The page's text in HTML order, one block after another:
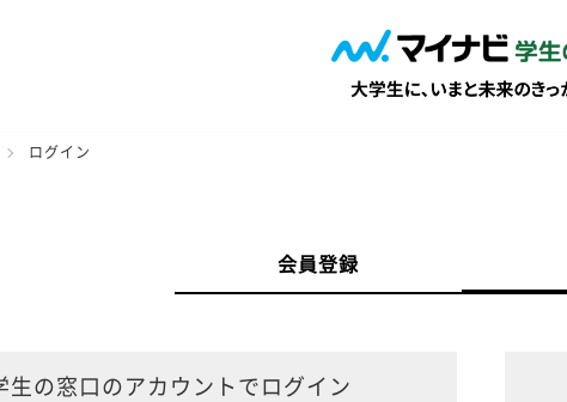
ログイン
会員登録
生の窓口のアカウントでログイン